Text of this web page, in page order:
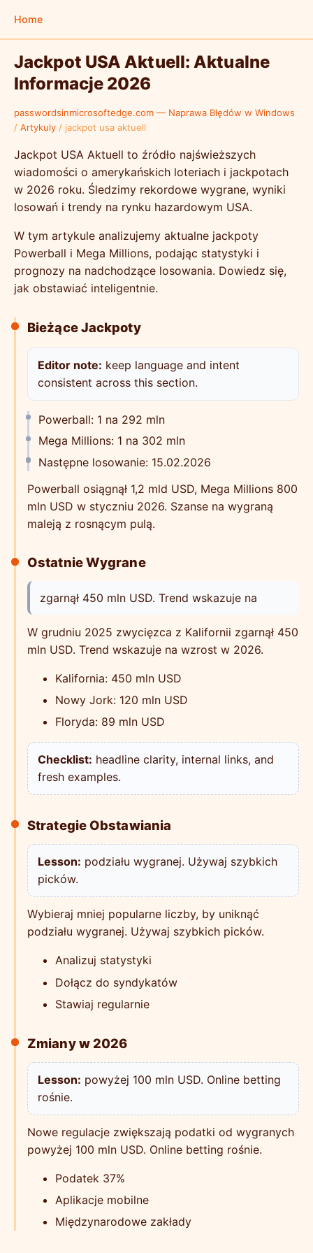
Home
Jackpot USA Aktuell: Aktualne
Informacje 2026
passwordsinmicrosoftedge.com — Naprawa Błędów w Windows
/ Artykuly / jackpot usa aktuell
Jackpot USA Aktuell to źródło najświeższych
wiadomości o amerykańskich loteriach i jackpotach
w 2026 roku. Śledzimy rekordowe wygrane, wyniki
losowań i trendy na rynku hazardowym USA.
W tym artykule analizujemy aktualne jackpoty
Powerball i Mega Millions, podając statystyki i
prognozy na nadchodzące losowania. Dowiedz się,
jak obstawiać inteligentnie.
Bieżące Jackpoty
Editor note: keep language and intent
consistent across this section.
Powerball: 1 na 292 mln
Mega Millions: 1 na 302 mln
Następne losowanie: 15.02.2026
Powerball osiągnął 1,2 mld USD, Mega Millions 800
mln USD w styczniu 2026. Szanse na wygraną
maleją z rosnącym pulą.
Ostatnie Wygrane
zgarnął 450 mln USD. Trend wskazuje na
W grudniu 2025 zwycięzca z Kalifornii zgarnął 450
mln USD. Trend wskazuje na wzrost w 2026.
Kalifornia: 450 mln USD
Nowy Jork: 120 mln USD
Floryda: 89 mln USD
Checklist: headline clarity, internal links, and
fresh examples.
Strategie Obstawiania
Lesson: podziału wygranej. Używaj szybkich
picków.
Wybieraj mniej popularne liczby, by uniknąć
podziału wygranej. Używaj szybkich picków.
Analizuj statystyki
Dołącz do syndykatów
Stawiaj regularnie
Zmiany w 2026
Lesson: powyżej 100 mln USD. Online betting
rośnie.
Nowe regulacje zwiększają podatki od wygranych
powyżej 100 mln USD. Online betting rośnie.
Podatek 37%
Aplikacje mobilne
Międzynarodowe zakłady